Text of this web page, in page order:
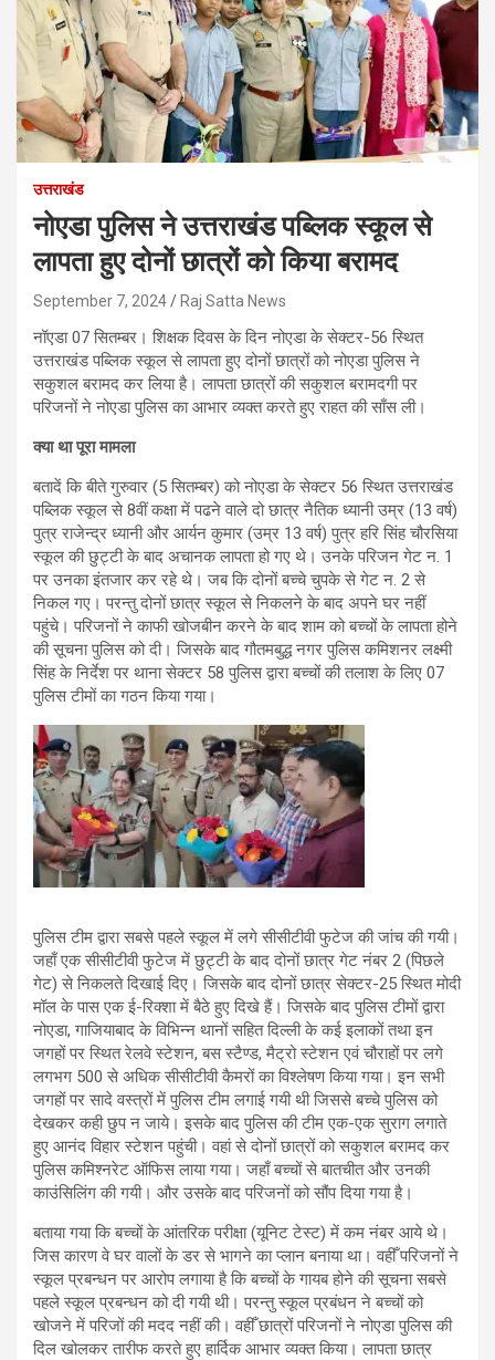
उत्तराखंड
नोएडा पुलिस ने उत्तराखंड पब्लिक स्कूल से
लापता हुए दोनों छात्रों को किया बरामद
September 7, 2024 Raj Satta News
नॉएडा 07 सितम्बर। शिक्षक दिवस के दिन नोएडा के सेक्टर-56 स्थित
उत्तराखंड पब्लिक स्कूल से लापता हुए दोनों छात्रों को नोएडा पुलिस ने
सकुशल बरामद कर लिया है। लापता छात्रों की सकुशल बरामदगी पर
परिजनों ने नोएडा पुलिस का आभार व्यक्त करते हुए राहत की साँस ली।
क्या था पूरा मामला
बतादें कि बीते गुरुवार (5 सितम्बर) को नोएडा के सेक्टर 56 स्थित उत्तराखंड
पब्लिक स्कूल से 8वीं कक्षा में पढने वाले दो छात्र नैतिक ध्यानी उम्र (13 वर्ष)
पुत्र राजेन्द्र ध्यानी और आर्यन कुमार (उम्र 13 वर्ष) पुत्र हरि सिंह चौरसिया
स्कूल की छुट्टी के बाद अचानक लापता हो गए थे। उनके परिजन गेट न. 1
पर उनका इंतजार कर रहे थे। जब कि दोनों बच्चे चुपके से गेट न. 2 से
निकल गए। परन्तु दोनों छात्र स्कूल से निकलने के बाद अपने घर नहीं
पहुंचे। परिजनों ने काफी खोजबीन करने के बाद शाम को बच्चों के लापता होने
की सूचना पुलिस को दी। जिसके बाद गौतमबुद्ध नगर पुलिस कमिशनर लक्ष्मी
सिंह के निर्देश पर थाना सेक्टर 58 पुलिस द्वारा बच्चों की तलाश के लिए 07
पुलिस टीमों का गठन किया गया।
पुलिस टीम द्वारा सबसे पहले स्कूल में लगे सीसीटीवी फुटेज की जांच की गयी।
जहाँ एक सीसीटीवी फुटेज में छुट्टी के बाद दोनों छात्र गेट नंबर 2 (पिछले
गेट) से निकलते दिखाई दिए। जिसके बाद दोनों छात्र सेक्टर-25 स्थित मोदी
मॉल के पास एक ई-रिक्शा में बैठे हुए दिखे हैं। जिसके बाद पुलिस टीमों द्वारा
नोएडा, गाजियाबाद के विभिन्न थानों सहित दिल्ली के कई इलाकों तथा इन
जगहों पर स्थित रेलवे स्टेशन, बस स्टैण्ड, मैट्रो स्टेशन एवं चौराहों पर लगे
लगभग 500 से अधिक सीसीटीवी कैमरों का विश्लेषण किया गया। इन सभी
जगहों पर सादे वस्त्रों में पुलिस टीम लगाई गयी थी जिससे बच्चे पुलिस को
देखकर कही छुप न जाये। इसके बाद पुलिस की टीम एक-एक सुराग लगाते
हुए आनंद विहार स्टेशन पहुंची। वहां से दोनों छात्रों को सकुशल बरामद कर
पुलिस कमिश्नरेट ऑफिस लाया गया। जहाँ बच्चों से बातचीत और उनकी
काउंसिलिंग की गयी। और उसके बाद परिजनों को सौंप दिया गया है।
बताया गया कि बच्चों के आंतरिक परीक्षा (यूनिट टेस्ट) में कम नंबर आये थे।
जिस कारण वे घर वालों के डर से भागने का प्लान बनाया था। वहीँ परिजनों ने
स्कूल प्रबन्धन पर आरोप लगाया है कि बच्चों के गायब होने की सूचना सबसे
पहले स्कूल प्रबन्धन को दी गयी थी। परन्तु स्कूल प्रबंधन ने बच्चों को
खोजने में परिजों की मदद नहीं की। वहीँ छात्रों परिजनों ने नोएडा पुलिस की
दिल खोलकर तारीफ करते हुए हार्दिक आभार व्यक्त किया। लापता छात्र